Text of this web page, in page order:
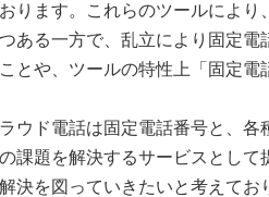
ります。これらのツールによ
ある一方で、乱立により固定
とや、ツールの特性上「固定
ウド電話は固定電話番号と、
課題を解決するサービスとし
決を図っていきたいと考えてお